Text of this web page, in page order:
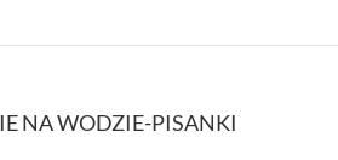
NA WODZIE-PISANKI